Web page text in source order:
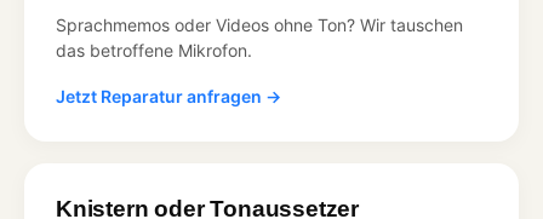
Sprachmemos oder Videos ohne Ton? Wir tauschen
das betroffene Mikrofon.
Jetzt Reparatur anfragen →
Knistern oder Tonaussetzer